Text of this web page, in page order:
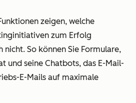
zeigen, welche
zum Erfolg
So können Sie Formulare,
und seine Chatbots, das E-Mail-
E-Mails auf maximale